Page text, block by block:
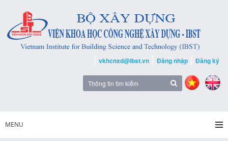
vkhcnxd@ibst.vn Đăng nhập Đăng ký
MENU